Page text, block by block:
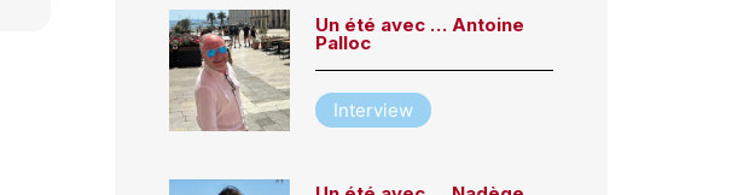
Un été avec … Antoine
Palloc
Interview